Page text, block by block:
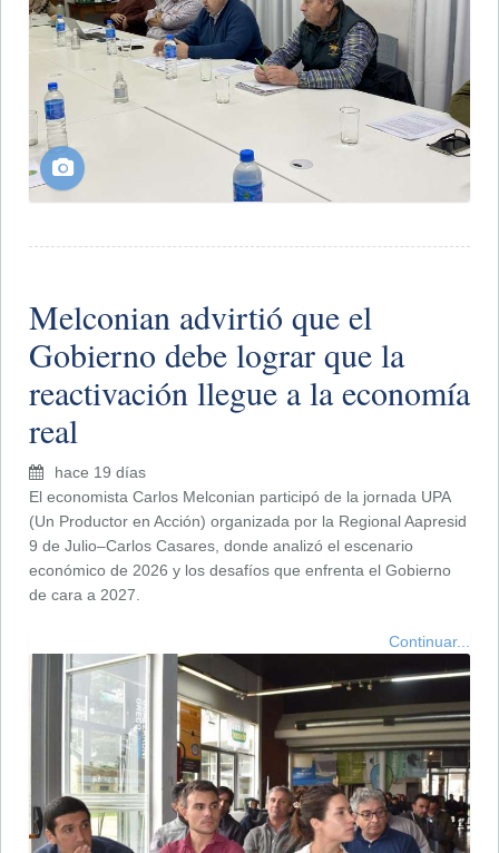
Melconian advirtió que el
Gobierno debe lograr que la
reactivación llegue a la economía
real
hace 19 días
El economista Carlos Melconian participó de la jornada UPA
(Un Productor en Acción) organizada por la Regional Aapresid
9 de Julio–Carlos Casares, donde analizó el escenario
económico de 2026 y los desafíos que enfrenta el Gobierno
de cara a 2027.
Continuar...